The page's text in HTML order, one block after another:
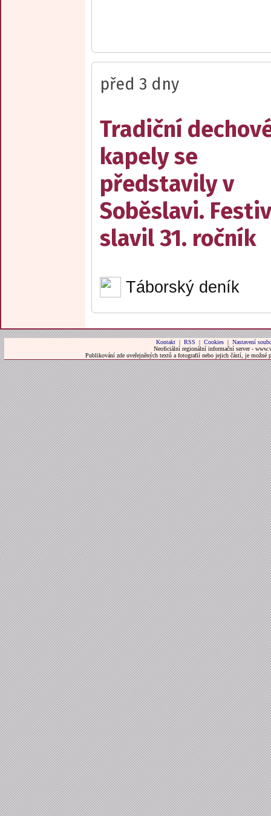
před 3 dny
Tradiční
kapely se
představily v
Soběslavi.
slavil 31. ročník
Táborský deník
Kontakt| RSS | Cookies| Nastavení
Neoficiální regionální informační server -
Publikování zde uveřejněných textů a fotografií nebo jejich částí, je možné